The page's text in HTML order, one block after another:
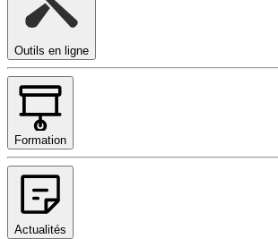
Outils en ligne
Formation
Actualités